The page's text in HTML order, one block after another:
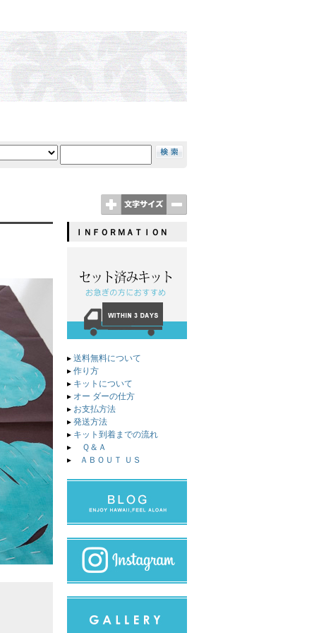
ＩＮＦＯＲＭＡＴＩＯＮ
▸ 送料無料について
▸ 作り方
▸ キットについて
▸ オー ダーの仕方
▸ お支払方法
▸ 発送方法
▸ キット到着までの流れ
▸
Ｑ＆Ａ
▸
ＡＢＯＵＴ ＵＳ